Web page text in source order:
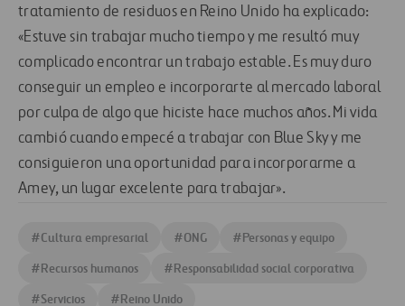
tratamiento de residuos en Reino Unido ha explicado:
«Estuve sin trabajar mucho tiempo y me resultó muy
complicado encontrar un trabajo estable. Es muy duro
conseguir un empleo e incorporarte al mercado laboral
por culpa de algo que hiciste hace muchos años. Mi vida
cambió cuando empecé a trabajar con Blue Sky y me
consiguieron una oportunidad para incorporarme a
Amey, un lugar excelente para trabajar».
#Cultura empresarial #ONG #Personas y equipo
#Recursos humanos #Responsabilidad social corporativa
#Servicios #Reino Unido